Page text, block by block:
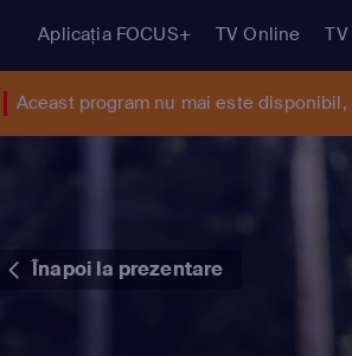
Aplicația FOCUS+ TV Online
Aceast program nu mai este
Înapoi la prezentare